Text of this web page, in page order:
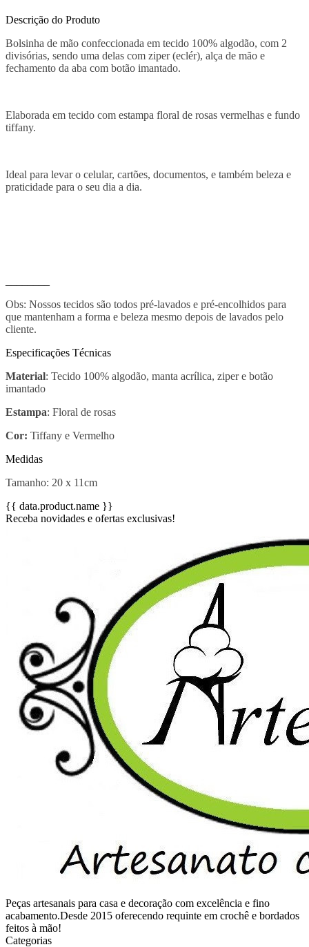
Descrição do Produto
Bolsinha de mão confeccionada em tecido 100% algodão, com 2
divisórias, sendo uma delas com ziper (eclér), alça de mão e
fechamento da aba com botão imantado.
Elaborada em tecido com estampa floral de rosas vermelhas e fundo
tiffany.
Ideal para levar o celular, cartões, documentos, e também beleza e
praticidade para o seu dia a dia.
Obs: Nossos tecidos são todos pré-lavados e pré-encolhidos para
que mantenham a forma e beleza mesmo depois de lavados pelo
cliente.
Especificações Técnicas
Material: Tecido 100% algodão, manta acrílica, ziper e botão
imantado
Estampa: Floral de rosas
Cor: Tiffany e Vermelho
Medidas
Tamanho: 20 x 11cm
{{ data.product.name }}
Receba novidades e ofertas exclusivas!
Peças artesanais para casa e decoração com excelência e fino
acabamento.Desde 2015 oferecendo requinte em crochê e bordados
feitos à mão!
Categorias